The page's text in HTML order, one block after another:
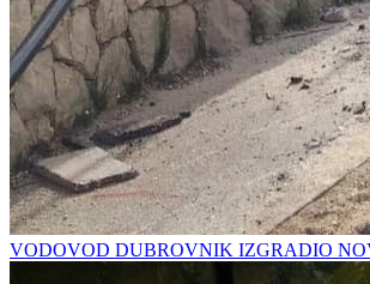
VODOVOD DUBROVNIK IZGRADIO